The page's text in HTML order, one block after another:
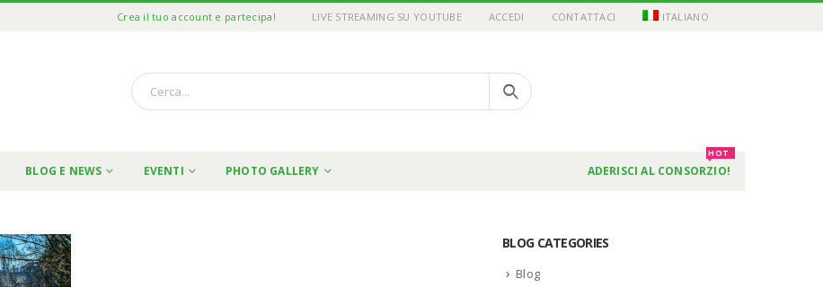
Crea il tuo account e partecipa! LIVE STREAMING SU YOUTUBE ACCEDI CONTATTACI ITALIANO
BLOG E NEWS EVENTI PHOTO GALLERY ADERISCI AL CONSORZIO!
HOT
BLOG CATEGORIES
Blog